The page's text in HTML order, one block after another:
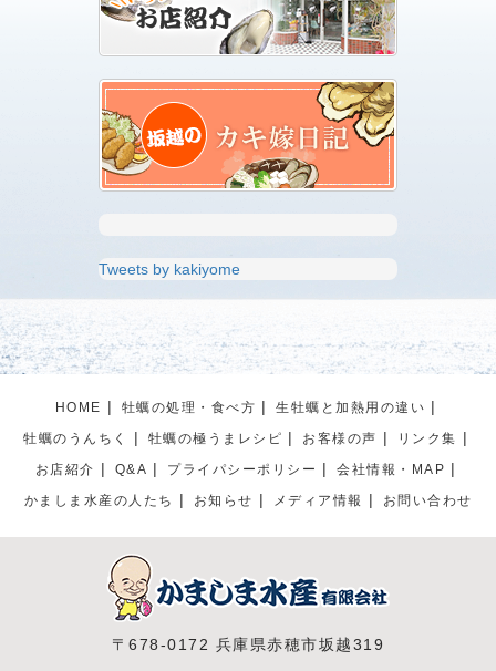
Tweets by kakiyome
HOME 牡蠣の処理・食べ方
生牡蠣と加熱用の違い
牡蠣のうんちく
牡蠣の極うまレシピ お客様の声
リンク集
お店紹介
Q&A プライパシーポリシー
会社情報・MAP
かましま水産の人たち
お知らせ メディア情報 お問い合わせ
〒678-0172 兵庫県赤穂市坂越319